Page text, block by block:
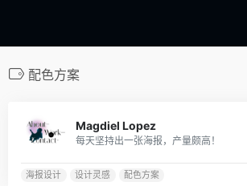
配色方案
Magdiel Lopez
每天坚持出一张海报，产量颇高！
海报设计 设计灵感 配色方案